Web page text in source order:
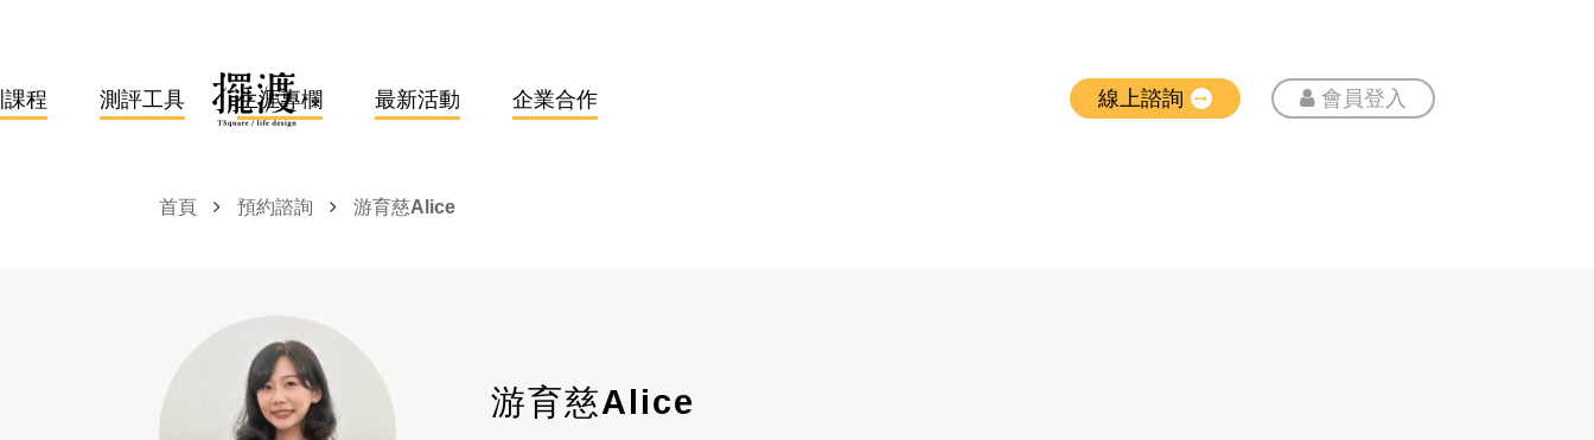
線上諮詢 會員登入
程 測評工具 生涯專欄 最新活動 企業合作
首頁 預約諮詢 游育慈Alice
游育慈Alice